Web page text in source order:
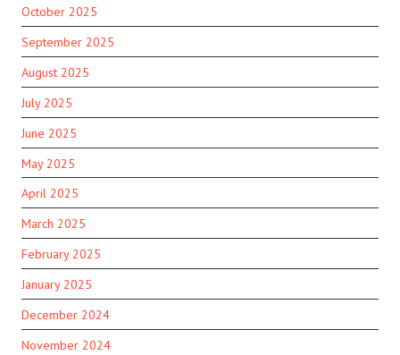
October 2025
September 2025
August 2025
July 2025
June 2025
May 2025
April 2025
March 2025
February 2025
January 2025
December 2024
November 2024